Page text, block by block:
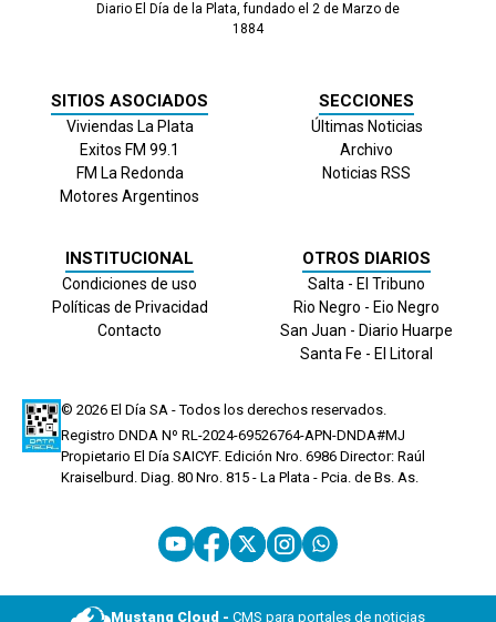
Diario El Día de la Plata, fundado el 2 de Marzo de
1884
SITIOS ASOCIADOS
Viviendas La Plata
Exitos FM 99.1
FM La Redonda
Motores Argentinos
SECCIONES
Últimas Noticias
Archivo
Noticias RSS
INSTITUCIONAL
Condiciones de uso
Políticas de Privacidad
Contacto
OTROS DIARIOS
Salta - El Tribuno
Rio Negro - Eio Negro
San Juan - Diario Huarpe
Santa Fe - El Litoral
© 2026 El Día SA - Todos los derechos reservados.
Registro DNDA Nº RL-2024-69526764-APN-DNDA#MJ
Propietario El Día SAICYF. Edición Nro. 6986 Director: Raúl
Kraiselburd. Diag. 80 Nro. 815 - La Plata - Pcia. de Bs. As.
Mustang Cloud - CMS para portales de noticias